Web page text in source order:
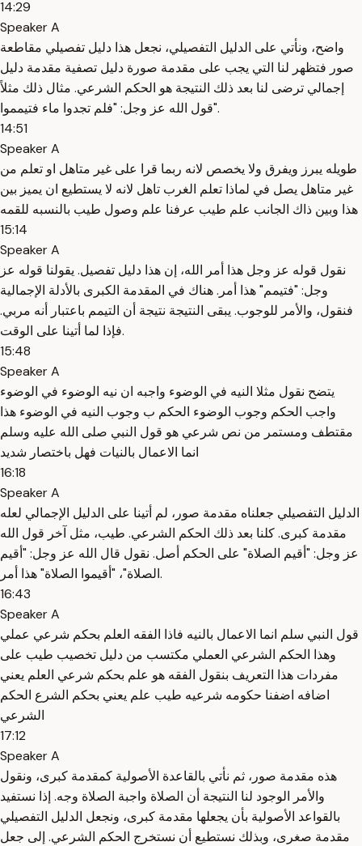
14:29
Speaker A
واضح، ونأتي على الدليل التفصيلي، نجعل هذا دليل تفصيلي مقاطعة
صور فتظهر لنا التي يجب على مقدمة صورة دليل تصفية مقدمة دليل
إجمالي ترضى لنا بعد ذلك النتيجة هو الحكم الشرعي. مثال ذلك مثلاً
قول الله عز وجل: "فلم تجدوا ماء فتيمموا".
14:51
Speaker A
طويله يبرز ويفرق ولا يخصص لانه ربما قرا على غير متاهل او تعلم من
غير متاهل يصل في لماذا تعلم الغرب تاهل لانه لا يستطيع ان يميز بين
هذا وبين ذاك الجانب علم طيب عرفنا علم وصول طيب بالنسبه للقمه
15:14
Speaker A
نقول قوله عز وجل هذا أمر الله، إن هذا دليل تفصيل. يقولنا قوله عز
وجل: "فتيمم" هذا أمر. هناك في المقدمة الكبرى بالأدلة الإجمالية
فنقول، والأمر للوجوب. يبقى النتيجة نتيجة أن التيمم باعتبار أنه مربي.
فإذا لما أتينا على الوقت.
15:48
Speaker A
يتضح نقول مثلا النيه في الوضوء واجبه ان نيه الوضوء في الوضوء
واجب الحكم وجوب الوضوء الحكم ب وجوب النيه في الوضوء هذا
مقتطف ومستمر من نص شرعي هو قول النبي صلى الله عليه وسلم
انما الاعمال بالنيات فهل باختصار شديد
16:18
Speaker A
الدليل التفصيلي جعلناه مقدمة صور، لم أتينا على الدليل الإجمالي لعله
مقدمة كبرى. كلنا بعد ذلك الحكم الشرعي. طيب، مثل آخر قول الله
عز وجل: "أقيم الصلاة" على الحكم أصل. نقول قال الله عز وجل: "أقيم
الصلاة"، "أقيموا الصلاة" هذا أمر.
16:43
Speaker A
قول النبي سلم انما الاعمال بالنيه فاذا الفقه العلم بحكم شرعي عملي
وهذا الحكم الشرعي العملي مكتسب من دليل تخصيب طيب على
مفردات هذا التعريف بنقول الفقه هو علم بحكم شرعي العلم يعني
اضافه اضفنا حكومه شرعيه طيب علم يعني بحكم الشرع الحكم
الشرعي
17:12
Speaker A
هذه مقدمة صور، ثم نأتي بالقاعدة الأصولية كمقدمة كبرى، ونقول
والأمر الوجود لنا النتيجة أن الصلاة واجبة الصلاة وجه. إذا نستفيد
بالقواعد الأصولية بأن يجعلها مقدمة كبرى، ونجعل الدليل التفصيلي
مقدمة صغرى، وبذلك نستطيع أن نستخرج الحكم الشرعي. إلى جعل